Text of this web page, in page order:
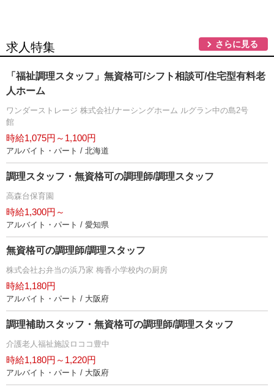
求人特集 さらに見る
「福祉調理スタッフ」無資格可/シフト相談可/住宅型有料老
人ホーム
ワンダーストレージ 株式会社/ナーシングホーム ルグラン中の島2号
館
時給1,075円～1,100円
アルバイト・パート / 北海道
調理スタッフ・無資格可の調理師/調理スタッフ
高森台保育園
時給1,300円～
アルバイト・パート / 愛知県
無資格可の調理師/調理スタッフ
株式会社お弁当の浜乃家 梅香小学校内の厨房
時給1,180円
アルバイト・パート / 大阪府
調理補助スタッフ・無資格可の調理師/調理スタッフ
介護老人福祉施設ロココ豊中
時給1,180円～1,220円
アルバイト・パート / 大阪府